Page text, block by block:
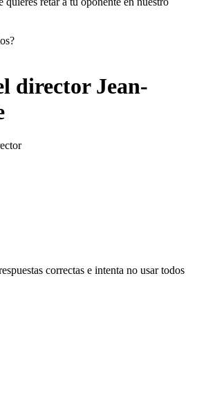
director Jean-
correctas e intenta no usar todos